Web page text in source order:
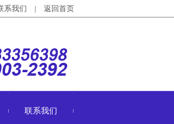
系我们 | 返回首页
联系我们